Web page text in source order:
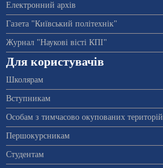
Електронний архів
Газета "Київський політехнік"
Журнал "Наукові вісті КПІ"
Для користувачів
Школярам
Вступникам
Особам з тимчасово окупованих територій
Першокурсникам
Студентам